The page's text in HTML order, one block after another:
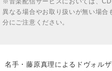
異なる場合やお取り扱いが無い場合
分にご注意ください。
名手・藤原真理によるドヴォル